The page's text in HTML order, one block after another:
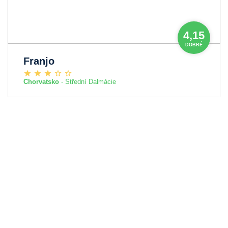
4,15
DOBRÉ
Franjo
Chorvatsko - Střední Dalmácie